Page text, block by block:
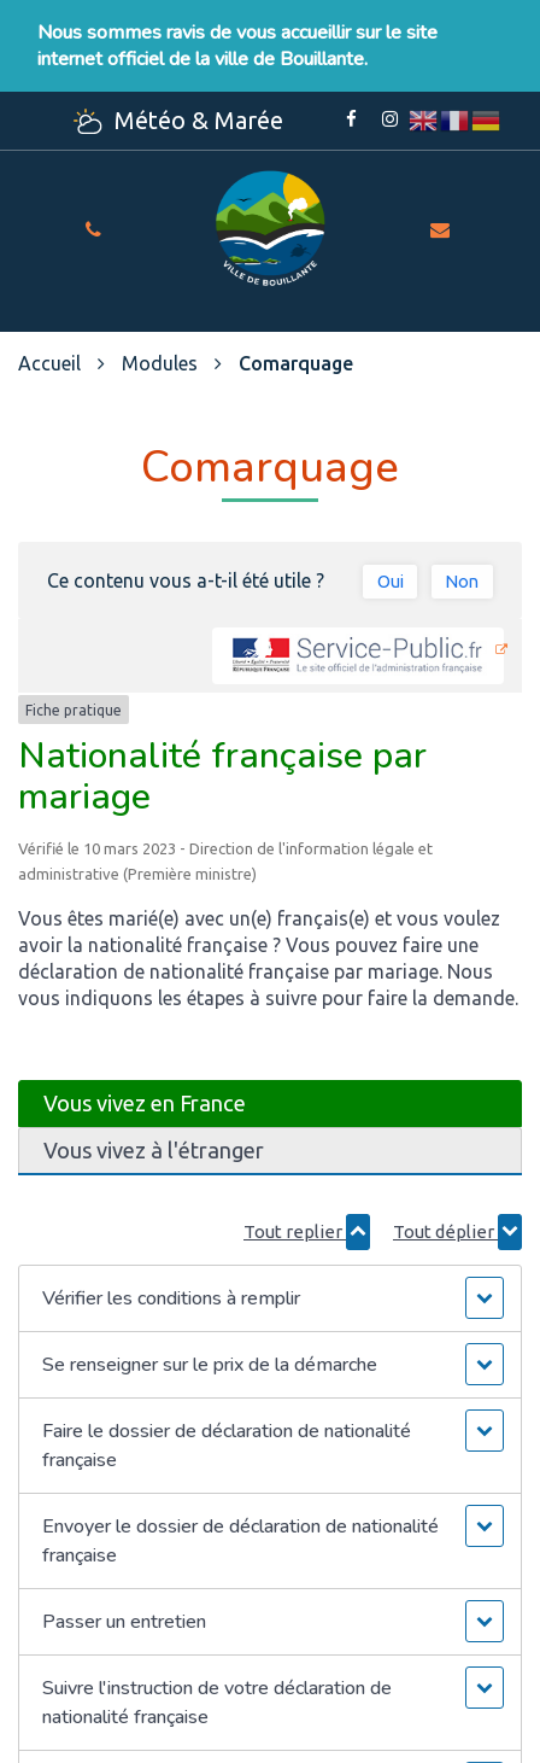
Nous sommes ravis de vous accueillir sur le site
internet officiel de la ville de Bouillante.
Météo & Marée
Lien
Facebook
Lien
Instagram
Site
officiel
de
de
Accueil Modules Comarquage
Comarquage
Ce contenu vous a-t-il été utile ? Oui Non
Fiche pratique
Nationalité française par
mariage
Vérifié le 10 mars 2023 - Direction de l'information légale et
administrative (Première ministre)
Vous êtes marié(e) avec un(e) français(e) et vous voulez
avoir la nationalité française ? Vous pouvez faire une
déclaration de nationalité française par mariage. Nous
vous indiquons les étapes à suivre pour faire la demande.
Vous vivez en France
Vous vivez à l'étranger
Tout replier Tout déplier
Vérifier les conditions à remplir
Se renseigner sur le prix de la démarche
Faire le dossier de déclaration de nationalité
française
Envoyer le dossier de déclaration de nationalité
française
Passer un entretien
Suivre l'instruction de votre déclaration de
nationalité française